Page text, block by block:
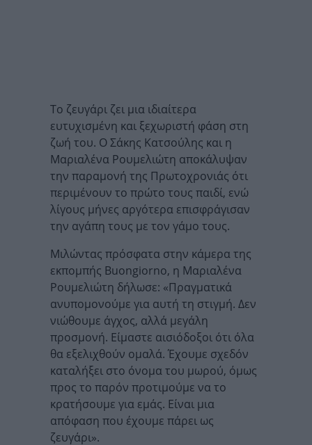
Το ζευγάρι ζει μια ιδιαίτερα
ευτυχισμένη και ξεχωριστή φάση στη
ζωή του. Ο Σάκης Κατσούλης και η
Μαριαλένα Ρουμελιώτη αποκάλυψαν
την παραμονή της Πρωτοχρονιάς ότι
περιμένουν το πρώτο τους παιδί, ενώ
λίγους μήνες αργότερα επισφράγισαν
την αγάπη τους με τον γάμο τους.
Μιλώντας πρόσφατα στην κάμερα της
εκπομπής Buongiorno, η Μαριαλένα
Ρουμελιώτη δήλωσε: «Πραγματικά
ανυπομονούμε για αυτή τη στιγμή. Δεν
νιώθουμε άγχος, αλλά μεγάλη
προσμονή. Είμαστε αισιόδοξοι ότι όλα
θα εξελιχθούν ομαλά. Έχουμε σχεδόν
καταλήξει στο όνομα του μωρού, όμως
προς το παρόν προτιμούμε να το
κρατήσουμε για εμάς. Είναι μια
απόφαση που έχουμε πάρει ως
ζευγάρι».